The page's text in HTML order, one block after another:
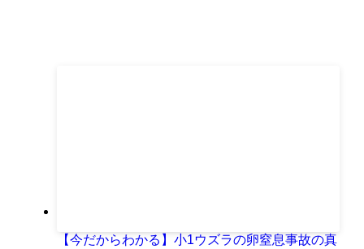
【今だからわかる】小1ウズラの卵窒息事故の真